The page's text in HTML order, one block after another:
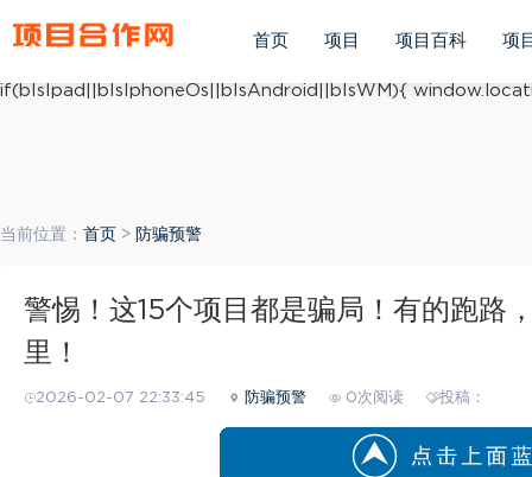
ua.match(/iphone os/i) == "iphone os"; var bIsAndroid =
if(bIsIpad||bIsIphoneOs||bIsAndroid||bIsWM){
首页 项目 项目百科 项
当前位置： 首页 > 防骗预警
警惕！这15个项目都是骗局！有的跑路
里！
2026-02-07 22:33:45 防骗预警 0次阅读 投稿：